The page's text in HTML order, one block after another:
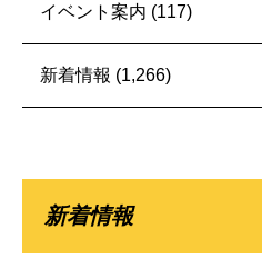
イベント案内 (117)
新着情報 (1,266)
新着情報